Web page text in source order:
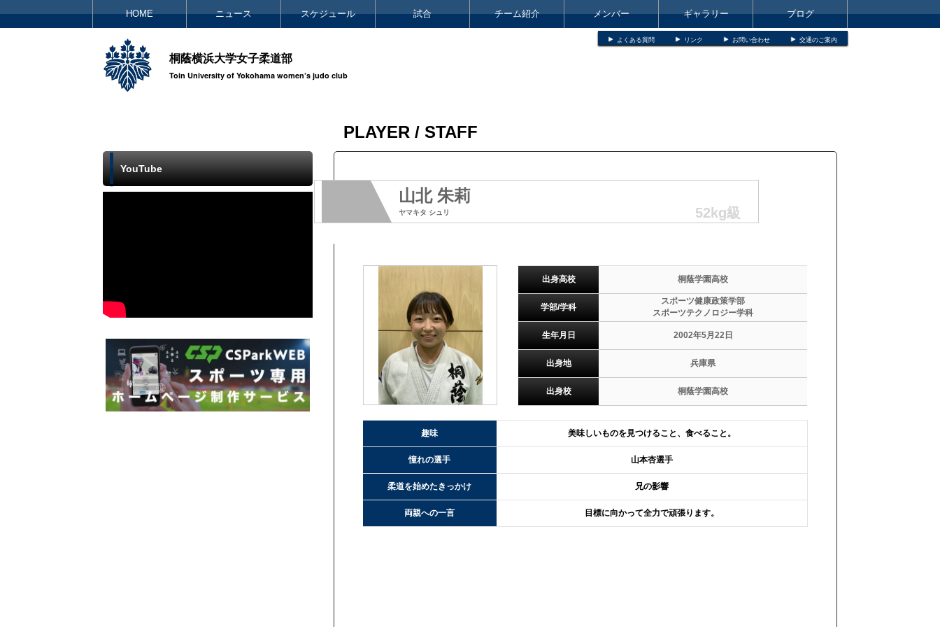
HOME ニュース スケジュール 試合 チーム紹介 メンバー ギャラリー ブログ
よくある質問 リンク お問い合わせ 交通のご案内
桐蔭横浜大学女子柔道部
Toin University of Yokohama women’s judo club
YouTube
PLAYER / STAFF
山北 朱莉
ヤマキタ シュリ 52kg級
出身高校 桐蔭学園高校
学部/学科
スポーツ健康政策学部
スポーツテクノロジー学科
生年月日 2002年5月22日
出身地 兵庫県
出身校 桐蔭学園高校
趣味 美味しいものを見つけること、食べること。
憧れの選手 山本杏選手
柔道を始めたきっかけ 兄の影響
両親への一言 目標に向かって全力で頑張ります。